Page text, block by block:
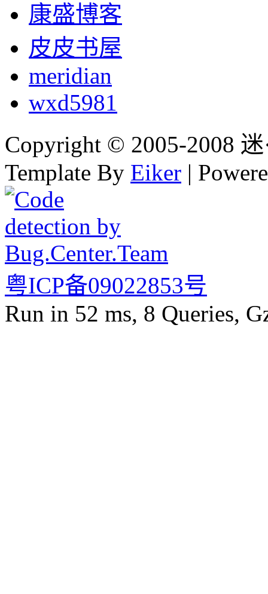
康盛博客
皮皮书屋
meridian
wxd5981
Copyright © 2005-2008
Template By Eiker |
粤ICP备09022853号
Run in 52 ms, 8 Queries,